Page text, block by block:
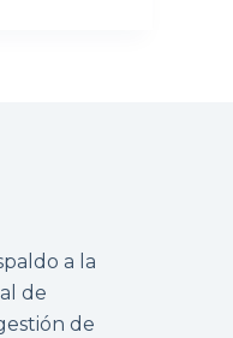
a la
de
de